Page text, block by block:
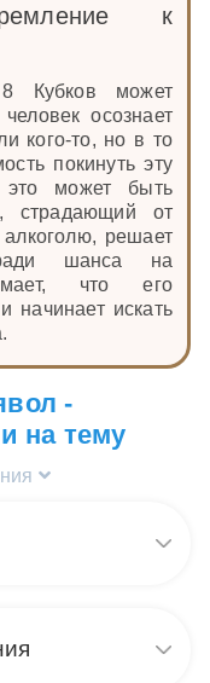
к
Кубков может
осознает
кого-то, но в то
покинуть эту
это может быть
страдающий от
решает
шанса на
что его
начинает искать
-
на тему
на